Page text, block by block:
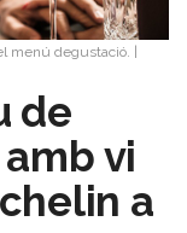
menú degustació. |
de
vi
a